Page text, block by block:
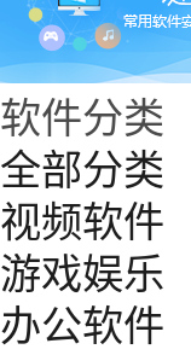
软件分类
全部分类
视频软件
游戏娱乐
办公软件